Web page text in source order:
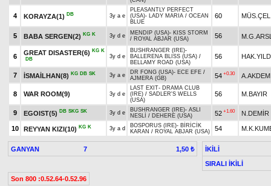
4 KORAYZA(1) DB 3y a e
PLEASANTLY PERFECT
(USA)- LADY MARIA / OCEAN
BLUE
60
5 BABA SERGEN(2) KG K 3y d e MENDIP (USA)- KISS STORM
/ ROYAL ABJAR (USA) 56
6
GREAT DISASTER(6) KG K
DB
3y d e
BUSHRANGER (IRE)-
BALLERENA BLISS (USA) /
BELLAMY ROAD (USA)
56
7 İSMAİLHAN(8) KG DB SK 3y a e DR FONG (USA)- ECE EFE /
AJMERA (GB)
54 +0.30
8 WAR ROOM(9) 3y d e
LAST EXIT- DRAMA CLUB
(IRE) / SADLER'S WELLS
(USA)
56 M.BAYIR
9 EGOIST(5) DB SKG SK 3y d e BUSHRANGER (IRE)- ASLI
NESLİ / DEHERE (USA) 52 +1.60 N.DEMİR
10 REYYAN KIZI(10) KG K 3y a d BOSPORUS (IRE)- BİRİCİK
KARAN / ROYAL ABJAR (USA) 54
GANYAN 7 1,50 ₺
İKİLİ
SIRALI İKİLİ
Son 800 :0.52.64-0.52.96